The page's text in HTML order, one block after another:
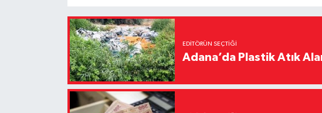
EDITÖRÜN SEÇTIĞI
Adana’da Plastik Atık